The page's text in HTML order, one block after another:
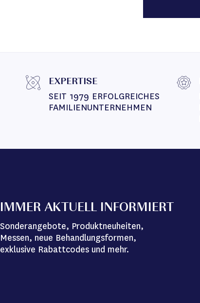
EXPERTISE
SEIT 1979 ERFOLGREICHES
FAMILIENUNTERNEHMEN
IMMER AKTUELL INFORMIERT
Sonderangebote, Produktneuheiten,
Messen, neue Behandlungsformen,
exklusive Rabattcodes und mehr.